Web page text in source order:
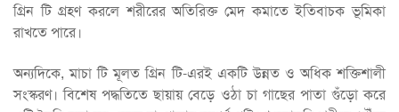
গ্রিন টি গ্রহণ করলে শরীরের অতিরিক্ত মেদ কমাতে ইতিবাচক ভূমিকা
রাখতে পারে।
অন্যদিকে, মাচা টি মূলত গ্রিন টি-এরই একটি উন্নত ও অধিক শক্তিশালী
সংস্করণ। বিশেষ পদ্ধতিতে ছায়ায় বেড়ে ওঠা চা গাছের পাতা গুঁড়ো করে